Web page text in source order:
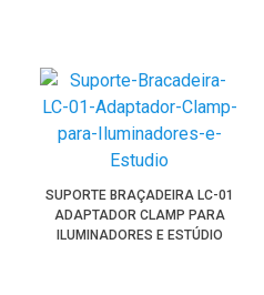
SUPORTE BRAÇADEIRA LC-01
ADAPTADOR CLAMP PARA
ILUMINADORES E ESTÚDIO